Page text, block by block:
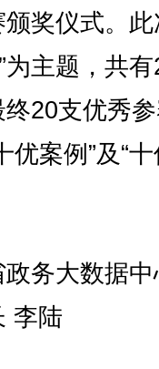
奖仪式。
为主题，共
20支优秀
优案例”及“
务大数据中
李陆